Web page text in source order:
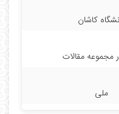
کاشان
مجموعه مقالات
ملی